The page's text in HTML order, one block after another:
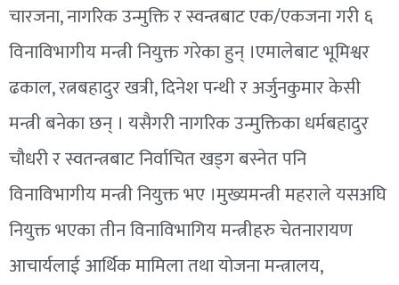
चारजना, नागरिक उन्मुक्ति र स्वन्त्रबाट एक/एकजना गरी ६
विनाविभागीय मन्त्री नियुक्त गरेका हुन् ।एमालेबाट भूमिश्वर
ढकाल, रत्नबहादुर खत्री, दिनेश पन्थी र अर्जुनकुमार केसी
मन्त्री बनेका छन् । यसैगरी नागरिक उन्मुक्तिका धर्मबहादुर
चौधरी र स्वतन्त्रबाट निर्वाचित खड्ग बस्नेत पनि
विनाविभागीय मन्त्री नियुक्त भए ।मुख्यमन्त्री महराले यसअघि
नियुक्त भएका तीन विनाविभागिय मन्त्रीहरु चेतनारायण
आचार्यलाई आर्थिक मामिला तथा योजना मन्त्रालय,